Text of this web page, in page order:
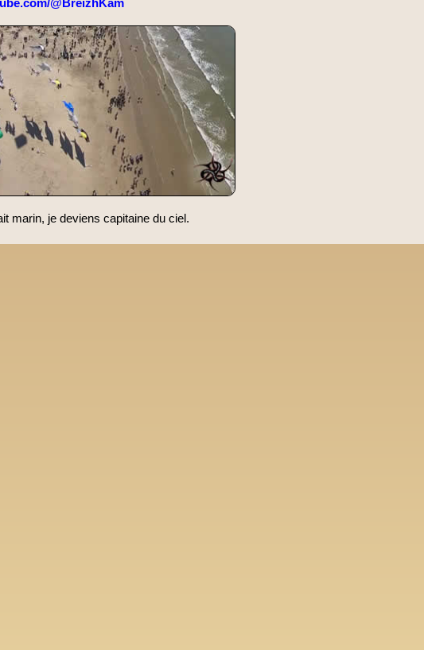
@BreizhKam
marin, je deviens capitaine du ciel.